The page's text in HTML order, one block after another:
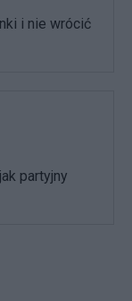
i nie wrócić
partyjny